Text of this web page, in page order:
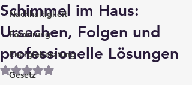
Nachhaltigkeit
Förderung
Energieberatung
Gesetz
Schimmel im Haus:
Ursachen, Folgen und
professionelle Lösungen
Mit NaN von 5 Sternen bewertet.